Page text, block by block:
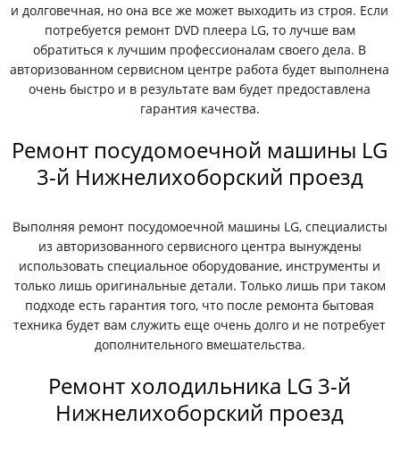
и долговечная, но она все же может выходить из строя. Если
потребуется ремонт DVD плеера LG, то лучше вам
обратиться к лучшим профессионалам своего дела. В
авторизованном сервисном центре работа будет выполнена
очень быстро и в результате вам будет предоставлена
гарантия качества.
Ремонт посудомоечной машины LG
3-й Нижнелихоборский проезд
Выполняя ремонт посудомоечной машины LG, специалисты
из авторизованного сервисного центра вынуждены
использовать специальное оборудование, инструменты и
только лишь оригинальные детали. Только лишь при таком
подходе есть гарантия того, что после ремонта бытовая
техника будет вам служить еще очень долго и не потребует
дополнительного вмешательства.
Ремонт холодильника LG 3-й
Нижнелихоборский проезд